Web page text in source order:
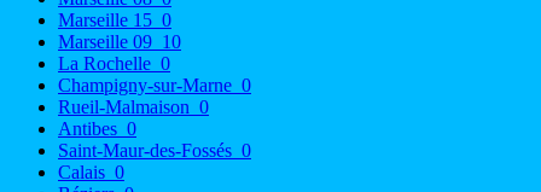
Marseille 15 0
Marseille 09 10
La Rochelle 0
Champigny-sur-Marne 0
Rueil-Malmaison 0
Antibes 0
Saint-Maur-des-Fossés 0
Calais 0